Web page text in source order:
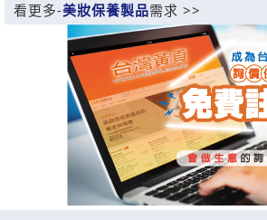
看更多-美妝保養製品需求 >>